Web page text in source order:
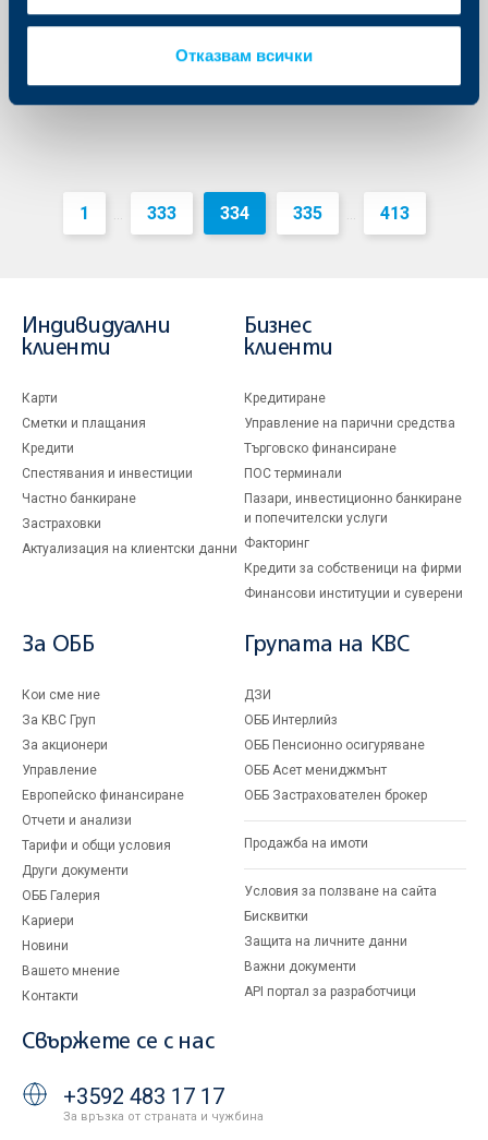
Отказвам всички
минимум от 12%”
1 ... 333 334 335 ... 413
Индивидуални
клиенти
Карти
Сметки и плащания
Кредити
Спестявания и инвестиции
Частно банкиране
Застраховки
Актуализация на клиентски данни
Бизнес
клиенти
Кредитиране
Управление на парични средства
Търговско финансиране
ПОС терминали
Пазари, инвестиционно банкиране
и попечителски услуги
Факторинг
Кредити за собственици на фирми
Финансови институции и суверени
За ОББ
Кои сме ние
За KBC Груп
За акционери
Управление
Европейско финансиране
Отчети и анализи
Тарифи и общи условия
Други документи
ОББ Галерия
Кариери
Новини
Вашето мнение
Контакти
Групата на KBC
ДЗИ
ОББ Интерлийз
ОББ Пенсионно осигуряване
ОББ Асет мениджмънт
ОББ Застрахователен брокер
Продажба на имоти
Условия за ползване на сайта
Бисквитки
Защита на личните данни
Важни документи
API портал за разработчици
Свържете се с нас
+3592 483 17 17
За връзка от страната и чужбина